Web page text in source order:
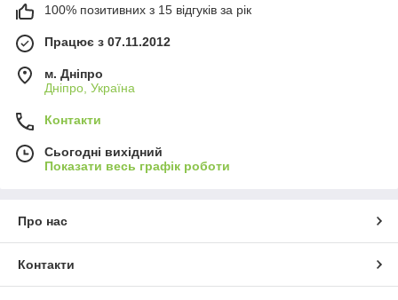
100% позитивних з 15 відгуків за рік
Працює з 07.11.2012
м. Дніпро
Дніпро, Україна
Контакти
Сьогодні вихідний
Показати весь графік роботи
Про нас
Контакти